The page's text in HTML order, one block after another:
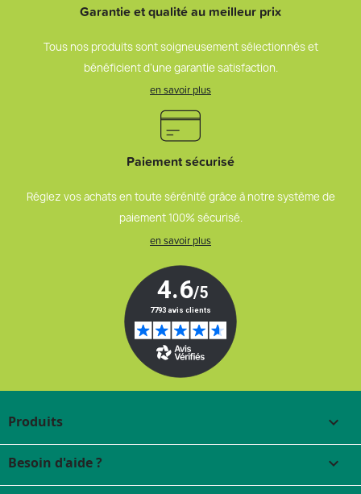
Garantie et qualité au meilleur prix
Tous nos produits sont soigneusement sélectionnés et
bénéficient d’une garantie satisfaction.
en savoir plus
Paiement sécurisé
Réglez vos achats en toute sérénité grâce à notre système de
paiement 100% sécurisé.
en savoir plus
Produits 
Besoin d'aide ? 